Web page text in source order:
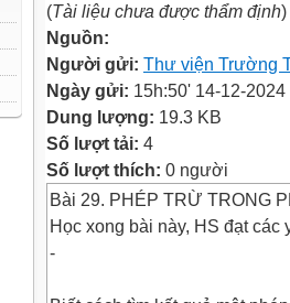
(Tài liệu chưa được thẩm định)
Nguồn:
Người gửi: Thư viện Trường
Ngày gửi: 15h:50' 14-12-2024
Dung lượng: 19.3 KB
Số lượt tải: 4
Số lượt thích: 0 người
Bài 29. PHÉP TRỪ TRONG
Học xong bài này, HS đạt các
-